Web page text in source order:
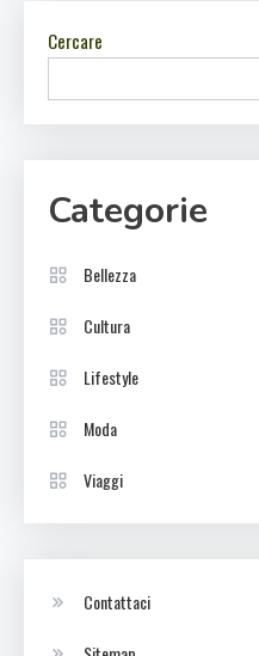
Cercare
Categorie
Bellezza
Cultura
Lifestyle
Moda
Viaggi
Contattaci